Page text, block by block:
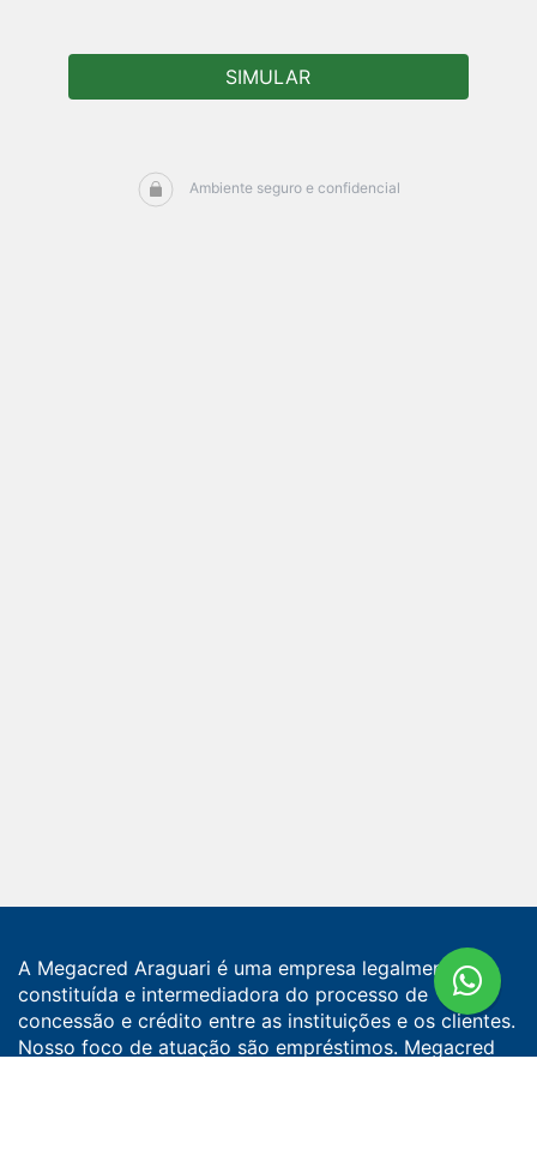
SIMULAR
Ambiente seguro e confidencial
A Megacred Araguari é uma empresa legalmente
constituída e intermediadora do processo de
concessão e crédito entre as instituições e os clientes.
Nosso foco de atuação são empréstimos. Megacred